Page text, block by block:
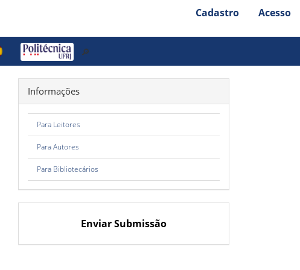
Cadastro Acesso
🔎
Informações
Para Leitores
Para Autores
Para Bibliotecários
Enviar Submissão